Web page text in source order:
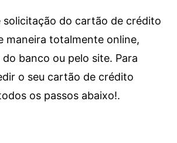
solicitação do cartão de crédito
maneira totalmente online,
banco ou pelo site. Para
o seu cartão de crédito
os passos abaixo!.